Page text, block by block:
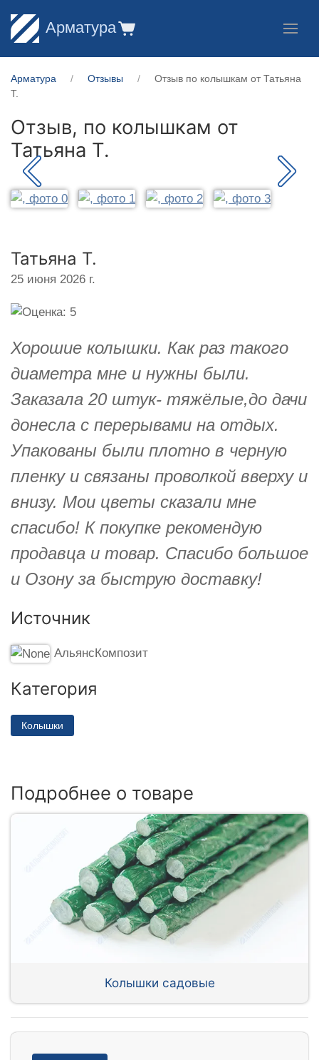
Арматура
Арматура Отзывы
Отзыв по колышкам от Татьяна
Т.
Отзыв, по колышкам от
Татьяна Т.
Татьяна Т.
25 июня 2026 г.
Хорошие колышки. Как раз такого
диаметра мне и нужны были.
Заказала 20 штук- тяжёлые,до дачи
донесла с перерывами на отдых.
Упакованы были плотно в черную
пленку и связаны проволкой вверху и
внизу. Мои цветы сказали мне
спасибо! К покупке рекомендую
продавца и товар. Спасибо большое
и Озону за быструю доставку!
Источник
АльянсКомпозит
Категория
Колышки
Подробнее о товаре
Колышки садовые